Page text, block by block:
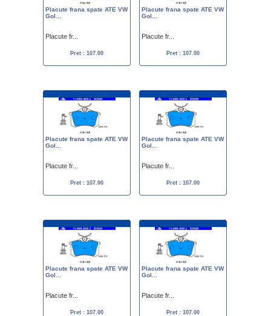
Placute frana spate ATE VW
Gol...
Placute fr...
Pret : 107.00
Placute frana spate ATE VW
Gol...
Placute fr...
Pret : 107.00
Placute frana spate ATE VW
Gol...
Placute fr...
Pret : 107.00
Placute frana spate ATE VW
Gol...
Placute fr...
Pret : 107.00
Placute frana spate ATE VW
Gol...
Placute fr...
Pret : 107.00
Placute frana spate ATE VW
Gol...
Placute fr...
Pret : 107.00